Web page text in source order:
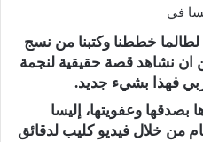
خططنا وكتبنا من نسج
ان نشاهد قصة حقيقية لنجمة
فهذا بشيء جديد.
بصدقها وعفويتها، ​إليسا​
من خلال فيديو كليب لدقائق